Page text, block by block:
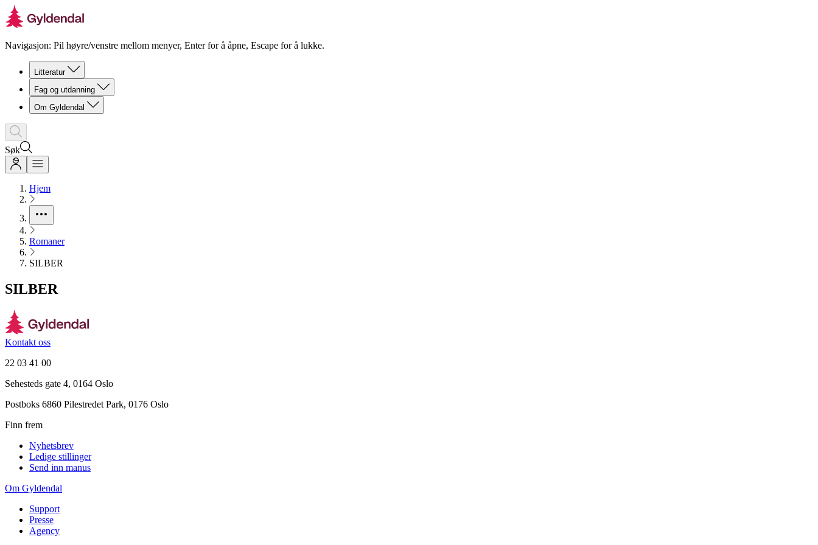
Navigasjon: Pil høyre/venstre mellom menyer, Enter for å åpne, Escape for å lukke.
Litteratur
Fag og utdanning
Om Gyldendal
Søk
Hjem
Romaner
SILBER
SILBER
Kontakt oss
22 03 41 00
Sehesteds gate 4, 0164 Oslo
Postboks 6860 Pilestredet Park, 0176 Oslo
Finn frem
Nyhetsbrev
Ledige stillinger
Send inn manus
Om Gyldendal
Support
Presse
Agency